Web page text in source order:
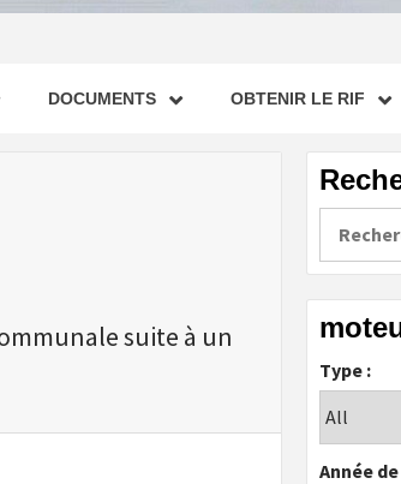
DOCUMENTS OBTENIR LE RIF
suite à un
Type :
Année